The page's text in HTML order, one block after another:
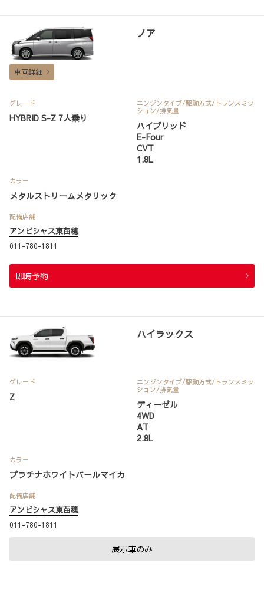
ノア
車両詳細
グレード
HYBRID S-Z 7人乗り
エンジンタイプ/駆動方式/ トランスミッ
ション/排気量
ハイブリッド
E-Four
CVT
1.8L
カラー
メタルストリームメタリック
配備店舗
アンビシャス東苗穂
011-780-1811
即時予約
ハイラックス
グレード
Z
エンジンタイプ/駆動方式/ トランスミッ
ション/排気量
ディーゼル
4WD
AT
2.8L
カラー
プラチナホワイトパールマイカ
配備店舗
アンビシャス東苗穂
011-780-1811
展示車のみ